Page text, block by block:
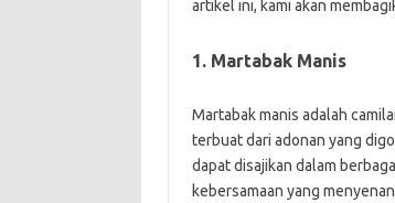
artikel ini, kami akan
1. Martabak Manis
Martabak manis adalah
terbuat dari adonan yang
dapat disajikan dalam
kebersamaan yang